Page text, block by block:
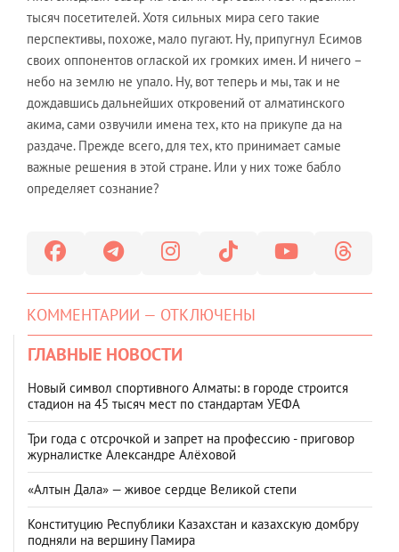
тысяч посетителей. Хотя сильных мира сего такие
перспективы, похоже, мало пугают. Ну, припугнул Есимов
своих оппонентов оглаской их громких имен. И ничего –
небо на землю не упало. Ну, вот теперь и мы, так и не
дождавшись дальнейших откровений от алматинского
акима, сами озвучили имена тех, кто на прикупе да на
раздаче. Прежде всего, для тех, кто принимает самые
важные решения в этой стране. Или у них тоже бабло
определяет сознание?
КОММЕНТАРИИ — ОТКЛЮЧЕНЫ
ГЛАВНЫЕ НОВОСТИ
Новый символ спортивного Алматы: в городе строится
стадион на 45 тысяч мест по стандартам УЕФА
Три года с отсрочкой и запрет на профессию - приговор
журналистке Александре Алёховой
«Алтын Дала» — живое сердце Великой степи
Конституцию Республики Казахстан и казахскую домбру
подняли на вершину Памира